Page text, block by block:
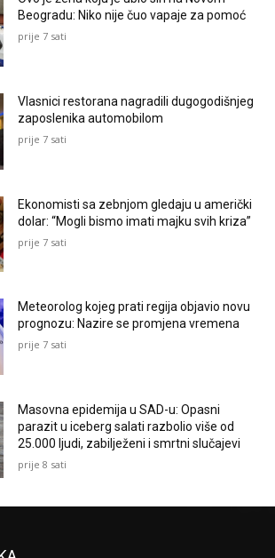
Beogradu: Niko nije čuo vapaje za pomoć
prije 7 sati
Vlasnici restorana nagradili dugogodišnjeg
zaposlenika automobilom
prije 7 sati
Ekonomisti sa zebnjom gledaju u američki
dolar: “Mogli bismo imati majku svih kriza”
prije 7 sati
Meteorolog kojeg prati regija objavio novu
prognozu: Nazire se promjena vremena
prije 7 sati
Masovna epidemija u SAD-u: Opasni
parazit u iceberg salati razbolio više od
25.000 ljudi, zabilježeni i smrtni slučajevi
prije 8 sati